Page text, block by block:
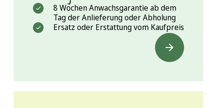
8 Wochen Anwachsgarantie ab dem
Tag der Anlieferung oder Abholung
Ersatz oder Erstattung vom Kaufpreis